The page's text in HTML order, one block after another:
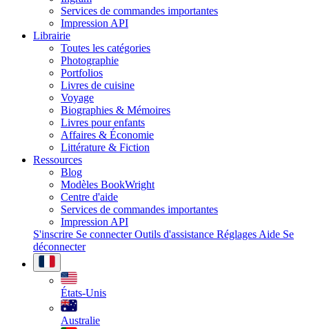
Services de commandes importantes
Impression API
Librairie
Toutes les catégories
Photographie
Portfolios
Livres de cuisine
Voyage
Biographies & Mémoires
Livres pour enfants
Affaires & Économie
Littérature & Fiction
Ressources
Blog
Modèles BookWright
Centre d'aide
Services de commandes importantes
Impression API
S'inscrire Se connecterOutils d'assistance Réglages Aide Se
déconnecter
États-Unis
Australie